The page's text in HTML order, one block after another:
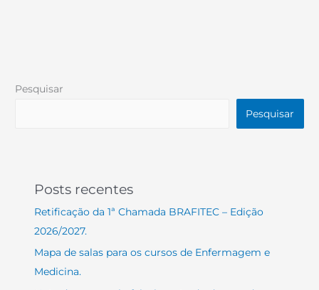
Pesquisar
Pesquisar
Posts recentes
Retificação da 1ª Chamada BRAFITEC – Edição
2026/2027.
Mapa de salas para os cursos de Enfermagem e
Medicina.